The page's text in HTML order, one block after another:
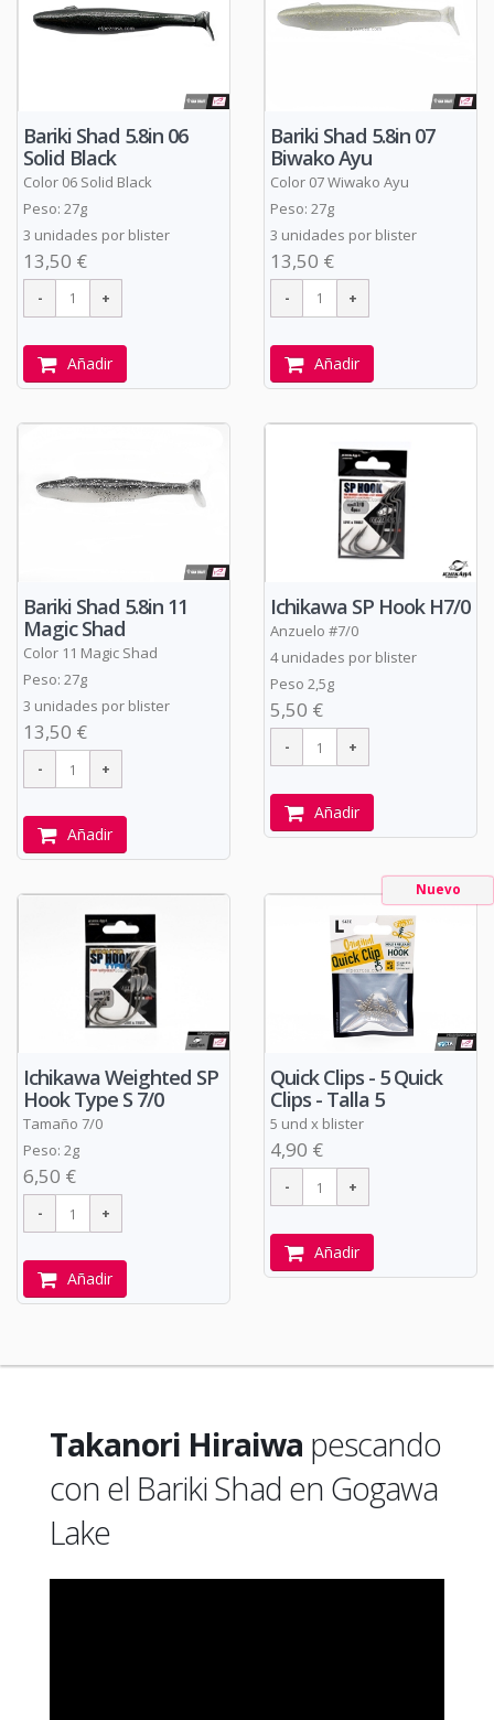
Bariki Shad 5.8in 06
Solid Black
Color 06 Solid Black
Peso: 27g
3 unidades por blister
13,50 €
Añadir
Bariki Shad 5.8in 07
Biwako Ayu
Color 07 Wiwako Ayu
Peso: 27g
3 unidades por blister
13,50 €
Añadir
Bariki Shad 5.8in 11
Magic Shad
Color 11 Magic Shad
Peso: 27g
3 unidades por blister
13,50 €
Añadir
Ichikawa SP Hook H7/0
Anzuelo #7/0
4 unidades por blister
Peso 2,5g
5,50 €
Añadir
Ichikawa Weighted SP
Hook Type S 7/0
Tamaño 7/0
Peso: 2g
6,50 €
Añadir
Nuevo
Quick Clips - 5 Quick
Clips - Talla 5
5 und x blister
4,90 €
Añadir
Takanori Hiraiwa pescando
con el Bariki Shad en Gogawa
Lake